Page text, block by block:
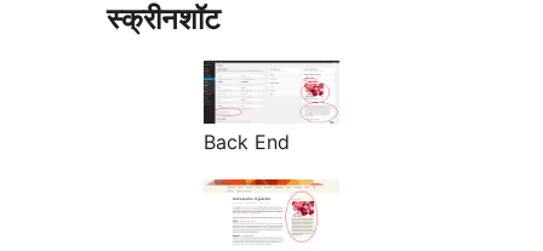
स्क्रीनशॉट
Back End